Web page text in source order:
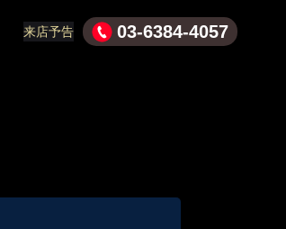
来店予告 03-6384-4057